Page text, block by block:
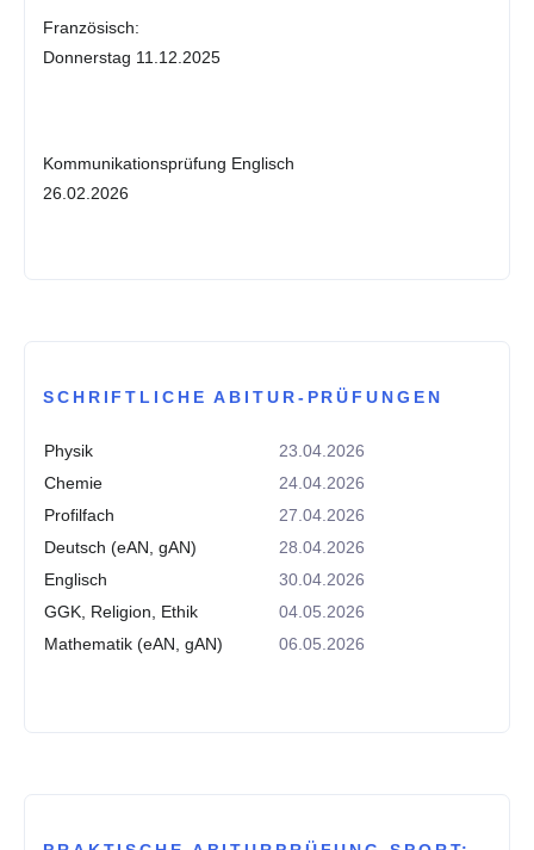
Französisch:
Donnerstag 11.12.2025
Kommunikationsprüfung Englisch
26.02.2026
SCHRIFTLICHE ABITUR-PRÜFUNGEN
Physik
23.04.2026
Chemie
24.04.2026
Profilfach
27.04.2026
Deutsch (eAN, gAN)
28.04.2026
Englisch
30.04.2026
GGK, Religion, Ethik
04.05.2026
Mathematik (eAN, gAN)
06.05.2026